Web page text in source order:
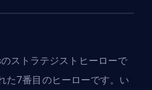
ストラテジスト ヒーローで
た7番目のヒーローです。い